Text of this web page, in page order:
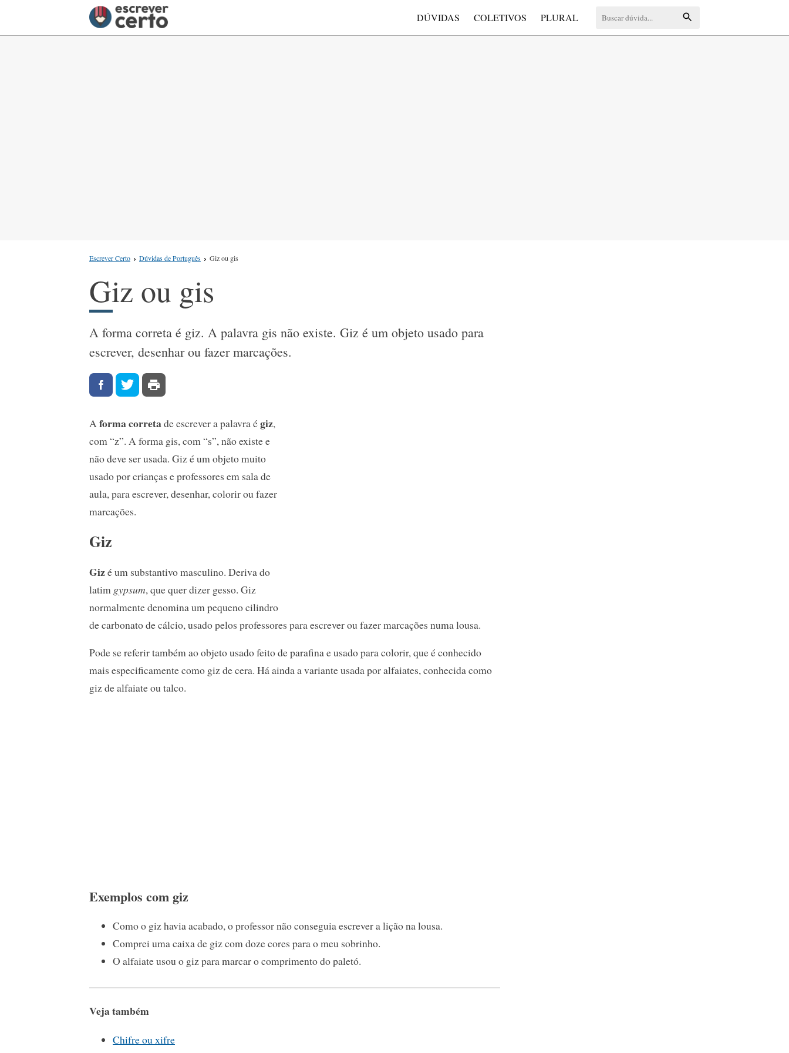
DÚVIDAS COLETIVOS PLURAL
Escrever Certo Dúvidas de Português Giz ou gis
Giz ou gis
A forma correta é giz. A palavra gis não existe. Giz é um objeto usado para
escrever, desenhar ou fazer marcações.
Aforma corretade escrever a palavra égiz,
com “z”. A forma gis, com “s”, não existe e
não deve ser usada. Giz é um objeto muito
usado por crianças e professores em sala de
aula, para escrever, desenhar, colorir ou fazer
marcações.
Giz
Gizé um substantivo masculino. Deriva do
latim gypsum, que quer dizer gesso. Giz
normalmente denomina um pequeno cilindro
de carbonato de cálcio, usado pelos professores para escrever ou fazer marcações numa lousa.
Pode se referir também ao objeto usado feito de parafina e usado para colorir, que é conhecido
mais especificamente como giz de cera. Há ainda a variante usada por alfaiates, conhecida como
giz de alfaiate ou talco.
Exemplos com giz
Como o giz havia acabado, o professor não conseguia escrever a lição na lousa.
Comprei uma caixa de giz com doze cores para o meu sobrinho.
O alfaiate usou o giz para marcar o comprimento do paletó.
Veja também
Chifre ou xifre